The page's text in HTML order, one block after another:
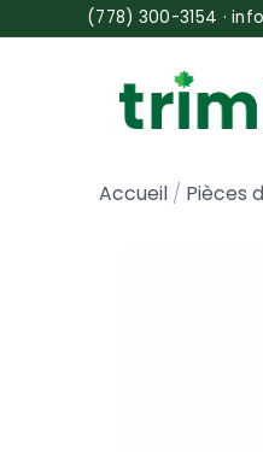
(778) 300-3154 ·
Accueil Pièces